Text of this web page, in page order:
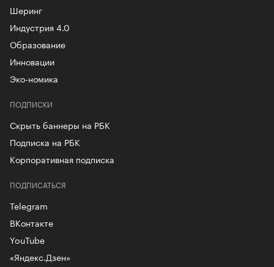
Шеринг
Индустрия 4.0
Образование
Инновации
Эко-номика
ПОДПИСКИ
Скрыть баннеры на РБК
Подписка на РБК
Корпоративная подписка
ПОДПИСАТЬСЯ
Telegram
ВКонтакте
YouTube
«Яндекс.Дзен»